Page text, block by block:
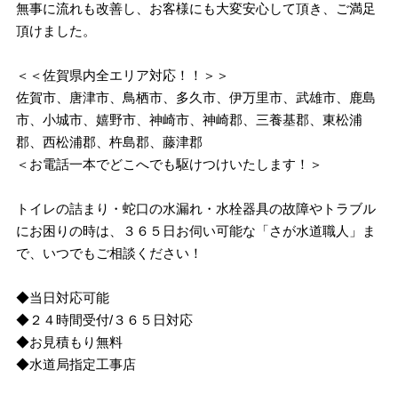
無事に流れも改善し、お客様にも大変安心して頂き、ご満足
頂けました。
＜＜佐賀県内全エリア対応！！＞＞
佐賀市、唐津市、鳥栖市、多久市、伊万里市、武雄市、鹿島
市、小城市、嬉野市、神崎市、神崎郡、三養基郡、東松浦
郡、西松浦郡、杵島郡、藤津郡
＜お電話一本でどこへでも駆けつけいたします！＞
トイレの詰まり・蛇口の水漏れ・水栓器具の故障やトラブル
にお困りの時は、３６５日お伺い可能な「さが水道職人」ま
で、いつでもご相談ください！
◆当日対応可能
◆２４時間受付/３６５日対応
◆お見積もり無料
◆水道局指定工事店